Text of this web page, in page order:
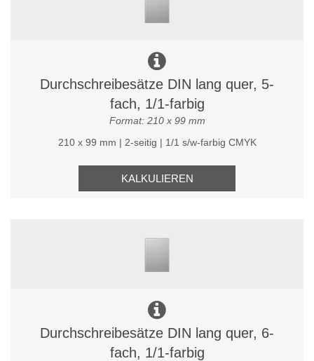
Durchschreibesätze DIN lang quer, 5-
fach, 1/1-farbig
Format: 210 x 99 mm
210 x 99 mm | 2-seitig | 1/1 s/w-farbig CMYK
KALKULIEREN
Durchschreibesätze DIN lang quer, 6-
fach, 1/1-farbig